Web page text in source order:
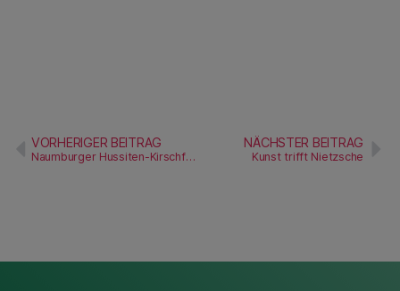
VORHERIGER BEITRAG
Naumburger Hussiten-Kirschfest 2024
NÄCHSTER BEITRAG
Kunst trifft Nietzsche